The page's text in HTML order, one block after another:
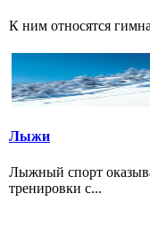
К ним относятся
Лыжи
Лыжный спорт
тренировки с...